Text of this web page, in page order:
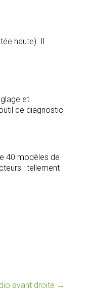
haute). Il
et
de diagnostic
40 modèles de
: tellement
avant droite →